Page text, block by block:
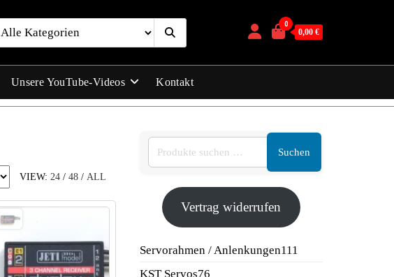
0
0,00 €
Unsere YouTube-Videos Kontakt
VIEW: 24 / 48 / ALL
Suchen
Vertrag widerrufen
Servorahmen / Anlenkungen111
KST Servos7676